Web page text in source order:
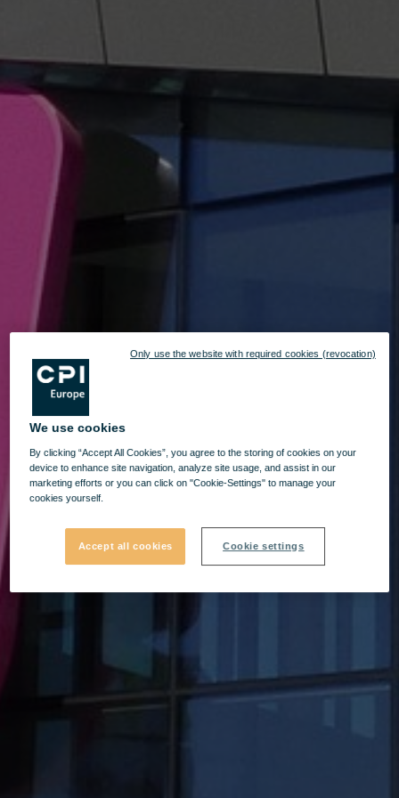
We use cookies
By clicking “Accept All Cookies”, you agree to the storing of cookies on your
device to enhance site navigation, analyze site usage, and assist in our
marketing efforts or you can click on "Cookie-Settings" to manage your
cookies yourself.
Accept all cookies Cookie settings
Only use the website with required cookies (revocation)